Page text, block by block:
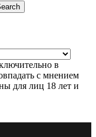
в
с мнением
для лиц 18 лет и